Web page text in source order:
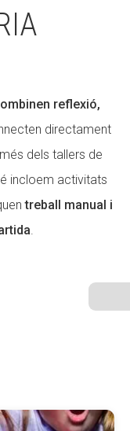
reflexió,
directament
dels tallers de
incloem activitats
treball manual i
.